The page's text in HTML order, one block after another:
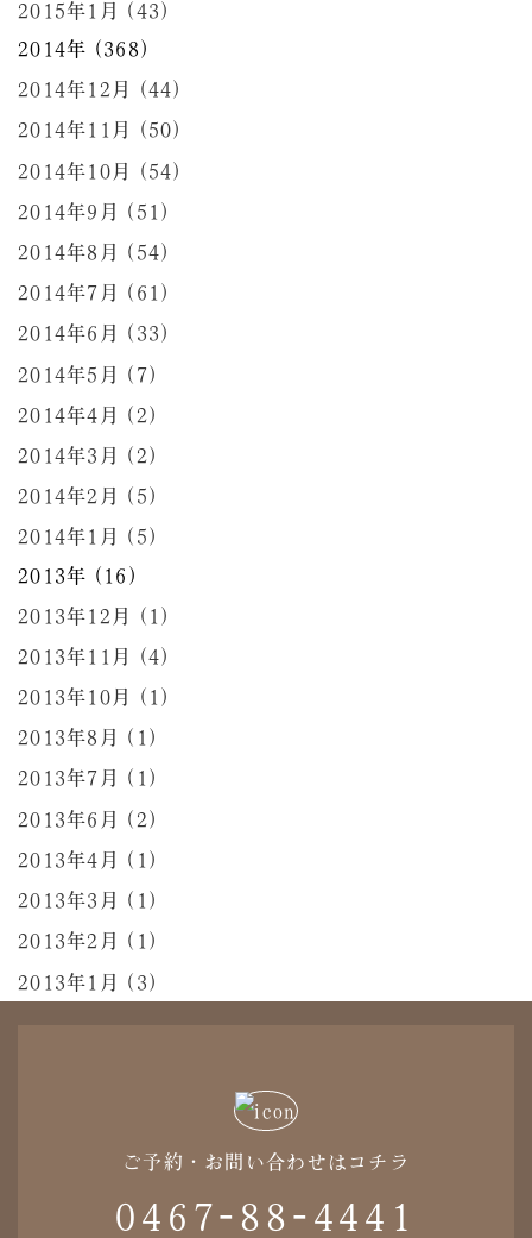
2015年1月 (43)
2014年 (368)
2014年12月 (44)
2014年11月 (50)
2014年10月 (54)
2014年9月 (51)
2014年8月 (54)
2014年7月 (61)
2014年6月 (33)
2014年5月 (7)
2014年4月 (2)
2014年3月 (2)
2014年2月 (5)
2014年1月 (5)
2013年 (16)
2013年12月 (1)
2013年11月 (4)
2013年10月 (1)
2013年8月 (1)
2013年7月 (1)
2013年6月 (2)
2013年4月 (1)
2013年3月 (1)
2013年2月 (1)
2013年1月 (3)
ご予約・お問い合わせはコチラ
0467-88-4441